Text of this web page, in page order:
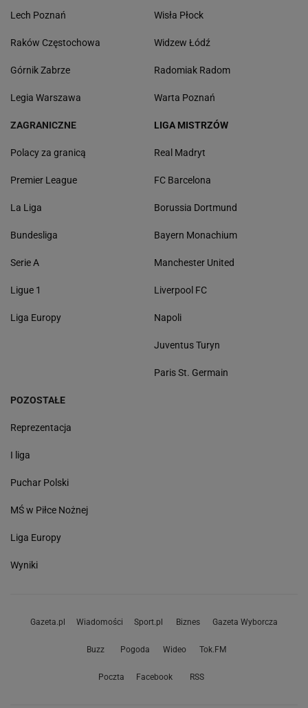
Lech Poznań
Raków Częstochowa
Górnik Zabrze
Legia Warszawa
Wisła Płock
Widzew Łódź
Radomiak Radom
Warta Poznań
ZAGRANICZNE
Polacy za granicą
Premier League
La Liga
Bundesliga
Serie A
Ligue 1
Liga Europy
LIGA MISTRZÓW
Real Madryt
FC Barcelona
Borussia Dortmund
Bayern Monachium
Manchester United
Liverpool FC
Napoli
Juventus Turyn
Paris St. Germain
POZOSTAŁE
Reprezentacja
I liga
Puchar Polski
MŚ w Piłce Nożnej
Liga Europy
Wyniki
Gazeta.pl Wiadomości Sport.pl Biznes Gazeta Wyborcza
Buzz Pogoda Wideo Tok.FM
Poczta Facebook RSS